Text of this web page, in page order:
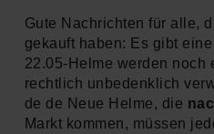
Gute Nachrichten für alle,
gekauft haben: Es gibt
22.05-Helme werden noch
rechtlich unbedenklich
de de Neue Helme, die
Markt kommen, müssen